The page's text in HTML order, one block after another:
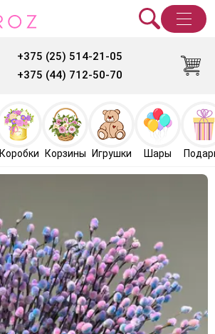
+375 (25) 514-21-05
+375 (44) 712-50-70
Коробки Корзины Игрушки Шары